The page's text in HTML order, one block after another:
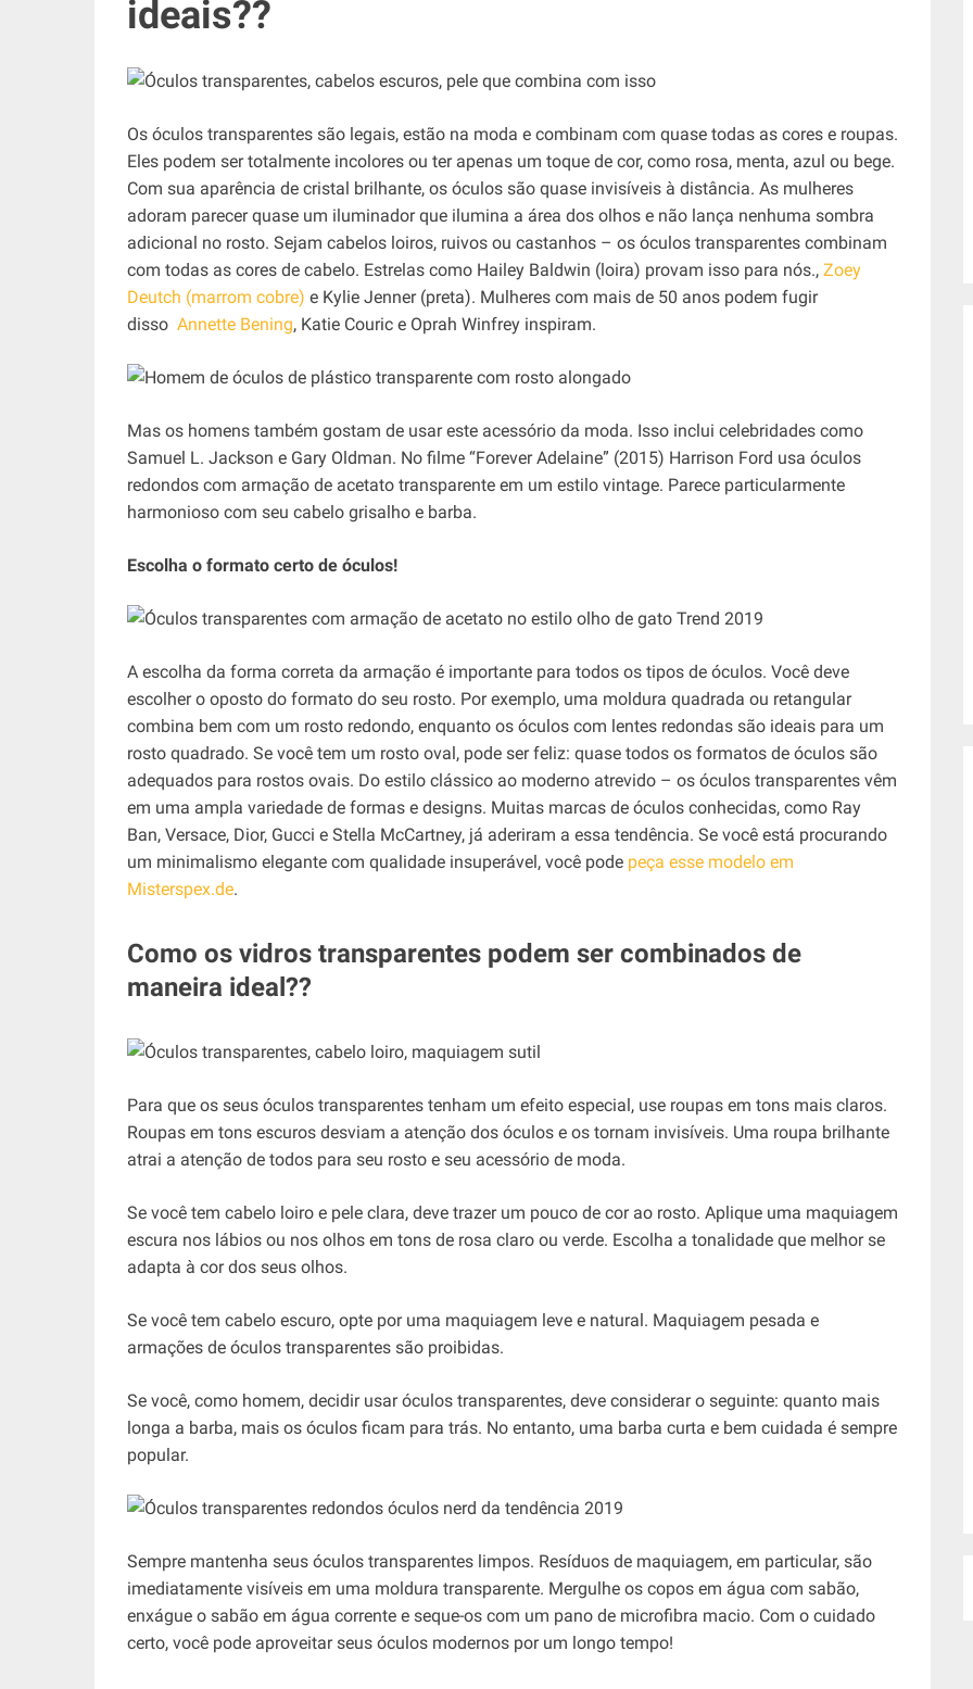
ideais??
Os óculos transparentes são legais, estão na moda e combinam com quase todas as cores e roupas.
Eles podem ser totalmente incolores ou ter apenas um toque de cor, como rosa, menta, azul ou bege.
Com sua aparência de cristal brilhante, os óculos são quase invisíveis à distância. As mulheres
adoram parecer quase um iluminador que ilumina a área dos olhos e não lança nenhuma sombra
adicional no rosto. Sejam cabelos loiros, ruivos ou castanhos – os óculos transparentes combinam
com todas as cores de cabelo. Estrelas como Hailey Baldwin (loira) provam isso para nós., Zoey
Deutch (marrom cobre) e Kylie Jenner (preta). Mulheres com mais de 50 anos podem fugir
disso Annette Bening, Katie Couric e Oprah Winfrey inspiram.
Mas os homens também gostam de usar este acessório da moda. Isso inclui celebridades como
Samuel L. Jackson e Gary Oldman. No filme “Forever Adelaine” (2015) Harrison Ford usa óculos
redondos com armação de acetato transparente em um estilo vintage. Parece particularmente
harmonioso com seu cabelo grisalho e barba.
Escolha o formato certo de óculos!
A escolha da forma correta da armação é importante para todos os tipos de óculos. Você deve
escolher o oposto do formato do seu rosto. Por exemplo, uma moldura quadrada ou retangular
combina bem com um rosto redondo, enquanto os óculos com lentes redondas são ideais para um
rosto quadrado. Se você tem um rosto oval, pode ser feliz: quase todos os formatos de óculos são
adequados para rostos ovais. Do estilo clássico ao moderno atrevido – os óculos transparentes vêm
em uma ampla variedade de formas e designs. Muitas marcas de óculos conhecidas, como Ray
Ban, Versace, Dior, Gucci e Stella McCartney, já aderiram a essa tendência. Se você está procurando
um minimalismo elegante com qualidade insuperável, você pode peça esse modelo em
Misterspex.de.
Como os vidros transparentes podem ser combinados de
maneira ideal??
Para que os seus óculos transparentes tenham um efeito especial, use roupas em tons mais claros.
Roupas em tons escuros desviam a atenção dos óculos e os tornam invisíveis. Uma roupa brilhante
atrai a atenção de todos para seu rosto e seu acessório de moda.
Se você tem cabelo loiro e pele clara, deve trazer um pouco de cor ao rosto. Aplique uma maquiagem
escura nos lábios ou nos olhos em tons de rosa claro ou verde. Escolha a tonalidade que melhor se
adapta à cor dos seus olhos.
Se você tem cabelo escuro, opte por uma maquiagem leve e natural. Maquiagem pesada e
armações de óculos transparentes são proibidas.
Se você, como homem, decidir usar óculos transparentes, deve considerar o seguinte: quanto mais
longa a barba, mais os óculos ficam para trás. No entanto, uma barba curta e bem cuidada é sempre
popular.
Sempre mantenha seus óculos transparentes limpos. Resíduos de maquiagem, em particular, são
imediatamente visíveis em uma moldura transparente. Mergulhe os copos em água com sabão,
enxágue o sabão em água corrente e seque-os com um pano de microfibra macio. Com o cuidado
certo, você pode aproveitar seus óculos modernos por um longo tempo!